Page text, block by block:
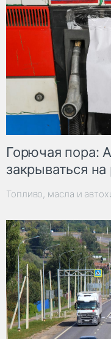
Горючая пора:
закрываться
Топливо, масла и